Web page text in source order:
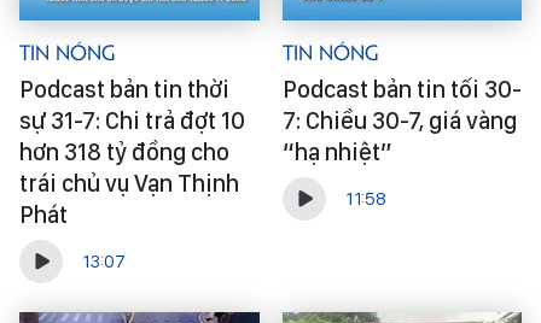
Tin Nóng
Podcast bản tin thời
sự 31-7: Chi trả đợt 10
hơn 318 tỷ đồng cho
trái chủ vụ Vạn Thịnh
Phát
13:07
Tin Nóng
Podcast bản tin tối 30-
7: Chiều 30-7, giá vàng
“hạ nhiệt”
11:58